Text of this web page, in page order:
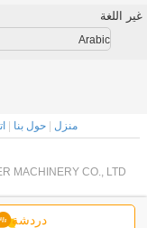
الكريوجينية؛
بالنفجار
دردشة
غير اللغة
Arabic
منزل |حول بنا
MACHINERY CO., LTD..